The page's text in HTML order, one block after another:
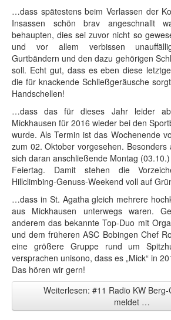
…dass spätestens beim Verlassen der
Insassen schön brav angeschnallt
behaupten, dies sei zuvor nicht so
und vor allem verbissen
Gurtbändern und den dazu gehörigen
soll. Echt gut, dass es eben diese
die für knackende Schließgeräusche
Handschellen!
…dass das für dieses Jahr leider
Mickhausen für 2016 wieder bei den
wurde. Als Termin ist das Wochenende
zum 02. Oktober vorgesehen.
sich daran anschließende Montag
Feiertag. Damit stehen die
Hillclimbing-Genuss-Weekend voll auf
…dass in St. Agatha gleich mehrere
aus Mickhausen unterwegs waren.
anderem das bekannte Top-Duo mit
und dem früheren ASC Bobingen Chef
eine größere Gruppe rund um
versprachen unisono, dass es „Mick“ in
Das hören wir gern!
Weiterlesen: #11 Radio KW
meldet …